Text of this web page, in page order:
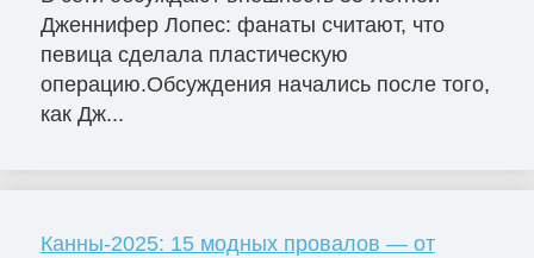
Дженнифер Лопес: фанаты считают, что
певица сделала пластическую
операцию.Обсуждения начались после того,
как Дж...
Канны-2025: 15 модных провалов — от